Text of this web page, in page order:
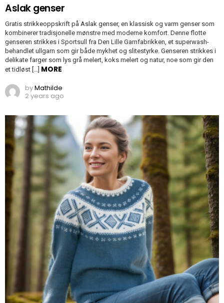
Aslak genser
Gratis strikkeoppskrift på Aslak genser, en klassisk og varm genser som
kombinerer tradisjonelle mønstre med moderne komfort. Denne flotte
genseren strikkes i Sportsull fra Den Lille Garnfabrikken, et superwash-
behandlet ullgarn som gir både mykhet og slitestyrke. Genseren strikkes i
delikate farger som lys grå melert, koks melert og natur, noe som gir den
et tidløst […] MORE
byMathilde
2 years ago